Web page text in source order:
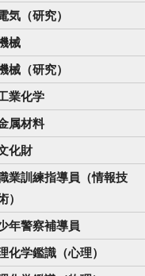
気（研究）
械
械（研究）
業化学
属材料
化財
業訓練指導員（情報技
）
年警察補導員
化学鑑識（心理）